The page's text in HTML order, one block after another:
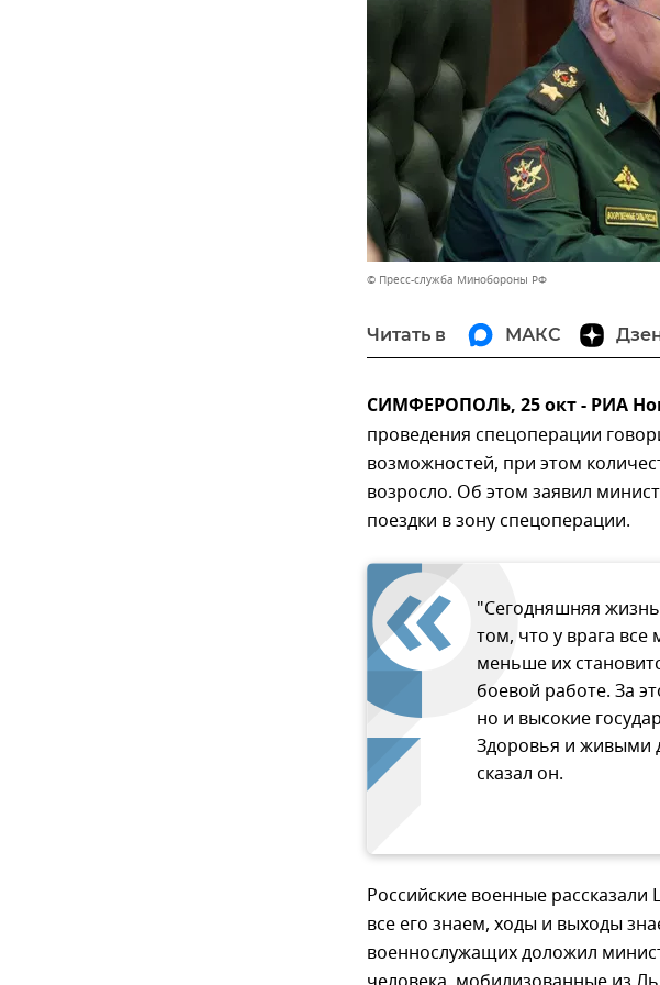
© Пресс-служба Минобороны РФ
Читать в МАКС
СИМФЕРОПОЛЬ, 25 окт - РИА
проведения спецоперации
возможностей, при этом
возросло. Об этом заявил
поездки в зону спецоперации.
"Сегодняшняя
том, что у врага
меньше их
боевой работе. За
но и высокие
Здоровья и живыми
сказал он.
Российские военные
все его знаем, ходы и выходы
военнослужащих доложил